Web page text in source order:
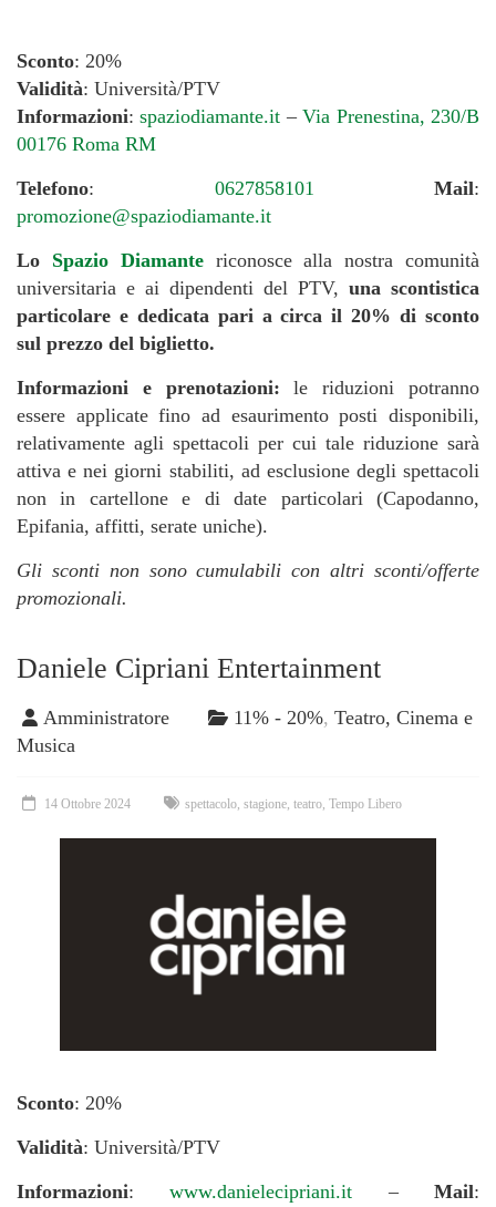
Sconto: 20%
Validità: Università/PTV
Informazioni:spaziodiamante.it –Via Prenestina, 230/B
00176 Roma RM
Telefono: 0627858101 Mail:
promozione@spaziodiamante.it
Lo Spazio Diamante riconosce alla nostra comunità
universitaria e ai dipendenti del PTV, una scontistica
particolare e dedicata pari a circa il 20% di sconto
sul prezzo del biglietto.
Informazioni e prenotazioni:le riduzioni potranno
essere applicate fino ad esaurimento posti disponibili,
relativamente agli spettacoli per cui tale riduzione sarà
attiva e nei giorni stabiliti, ad esclusione degli spettacoli
non in cartellone e di date particolari (Capodanno,
Epifania, affitti, serate uniche).
Gli sconti non sono cumulabili con altri sconti/offerte
promozionali.
Daniele Cipriani Entertainment
Amministratore 11% - 20%, Teatro, Cinema e
Musica
14 Ottobre 2024 spettacolo, stagione, teatro, Tempo Libero
Sconto: 20%
Validità: Università/PTV
Informazioni:www.danielecipriani.it –Mail: